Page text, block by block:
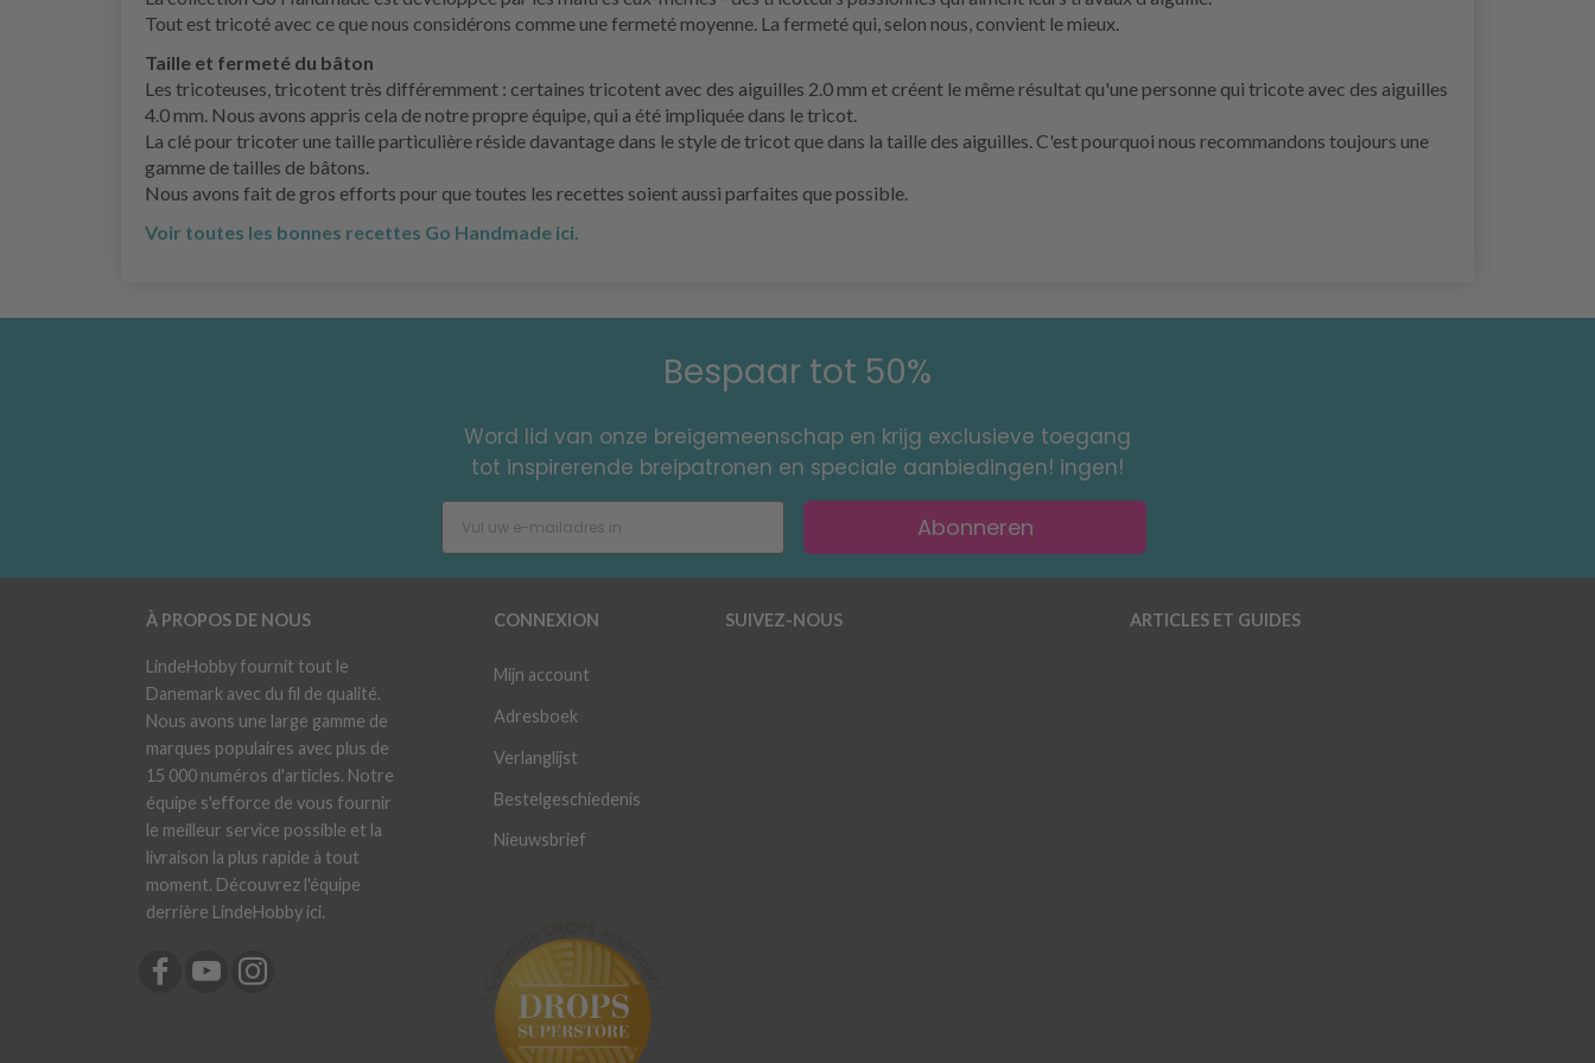
Tout est tricoté avec ce que nous considérons comme une fermeté moyenne. La fermeté qui, selon nous, convient le mieux.
Taille et fermeté du bâton
Les tricoteuses, tricotent très différemment : certaines tricotent avec des aiguilles 2.0 mm et créent le même résultat qu'une personne qui tricote avec des aiguilles
4.0 mm. Nous avons appris cela de notre propre équipe, qui a été impliquée dans le tricot.
La clé pour tricoter une taille particulière réside davantage dans le style de tricot que dans la taille des aiguilles. C'est pourquoi nous recommandons toujours une
gamme de tailles de bâtons.
Nous avons fait de gros efforts pour que toutes les recettes soient aussi parfaites que possible.
Voir toutes les bonnes recettes Go Handmade ici.
Bespaar tot 50%
Word lid van onze breigemeenschap en krijg exclusieve toegang
tot inspirerende breipatronen en speciale aanbiedingen! ingen!
Abonneren
À PROPOS DE NOUS
LindeHobby fournit tout le
Danemark avec du fil de qualité.
Nous avons une large gamme de
marques populaires avec plus de
15 000 numéros d'articles. Notre
équipe s'efforce de vous fournir
le meilleur service possible et la
livraison la plus rapide à tout
moment. Découvrez l'équipe
derrière LindeHobby ici.
CONNEXION
Mijn account
Adresboek
Verlanglijst
Bestelgeschiedenis
Nieuwsbrief
SUIVEZ-NOUS ARTICLES ET GUIDES